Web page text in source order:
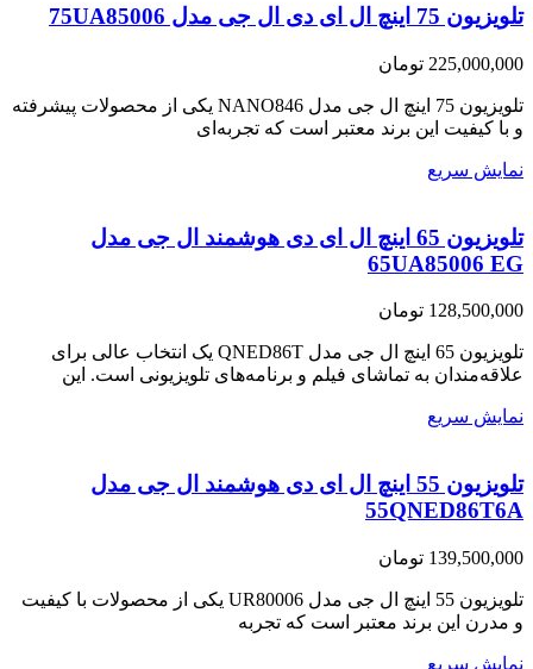
تلویزیون 75 اینچ ال ای دی ال جی مدل 75UA85006
225,000,000 تومان
تلویزیون 75 اینچ ال جی مدل NANO846 یکی از محصولات پیشرفته
و با کیفیت این برند معتبر است که تجربه‌ای
نمایش سریع
تلویزیون 65 اینچ ال ای دی هوشمند ال جی مدل
65UA85006 EG
128,500,000 تومان
تلویزیون 65 اینچ ال جی مدل QNED86T یک انتخاب عالی برای
علاقه‌مندان به تماشای فیلم و برنامه‌های تلویزیونی است. این
نمایش سریع
تلویزیون 55 اینچ ال ای دی هوشمند ال جی مدل
55QNED86T6A
139,500,000 تومان
تلویزیون 55 اینچ ال جی مدل UR80006 یکی از محصولات با کیفیت
و مدرن این برند معتبر است که تجربه
نمایش سریع